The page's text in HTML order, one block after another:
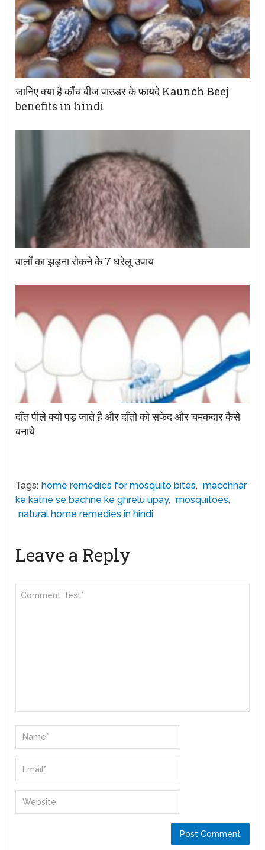
जानिए क्या है कौंच बीज पाउडर के फायदे Kaunch Beej
benefits in hindi
बालों का झड़ना रोकने के 7 घरेलू उपाय
दाँत पीले क्यो पड़ जाते है और दाँतो को सफेद और चमकदार कैसे
बनाये
Tags: home remedies for mosquito bites, macchhar
ke katne se bachne ke ghrelu upay, mosquitoes,
natural home remedies in hindi
Leave a Reply